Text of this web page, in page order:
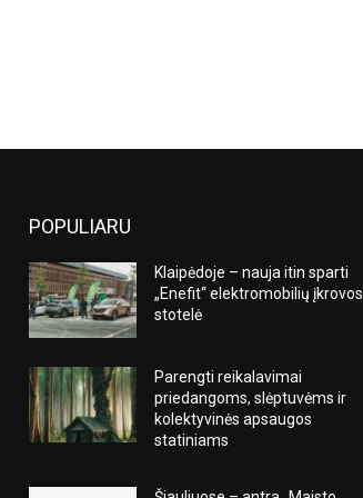
POPULIARU
Klaipėdoje – nauja itin sparti
„Enefit“ elektromobilių įkrovos
stotelė
Parengti reikalavimai
priedangoms, slėptuvėms ir
kolektyvinės apsaugos
statiniams